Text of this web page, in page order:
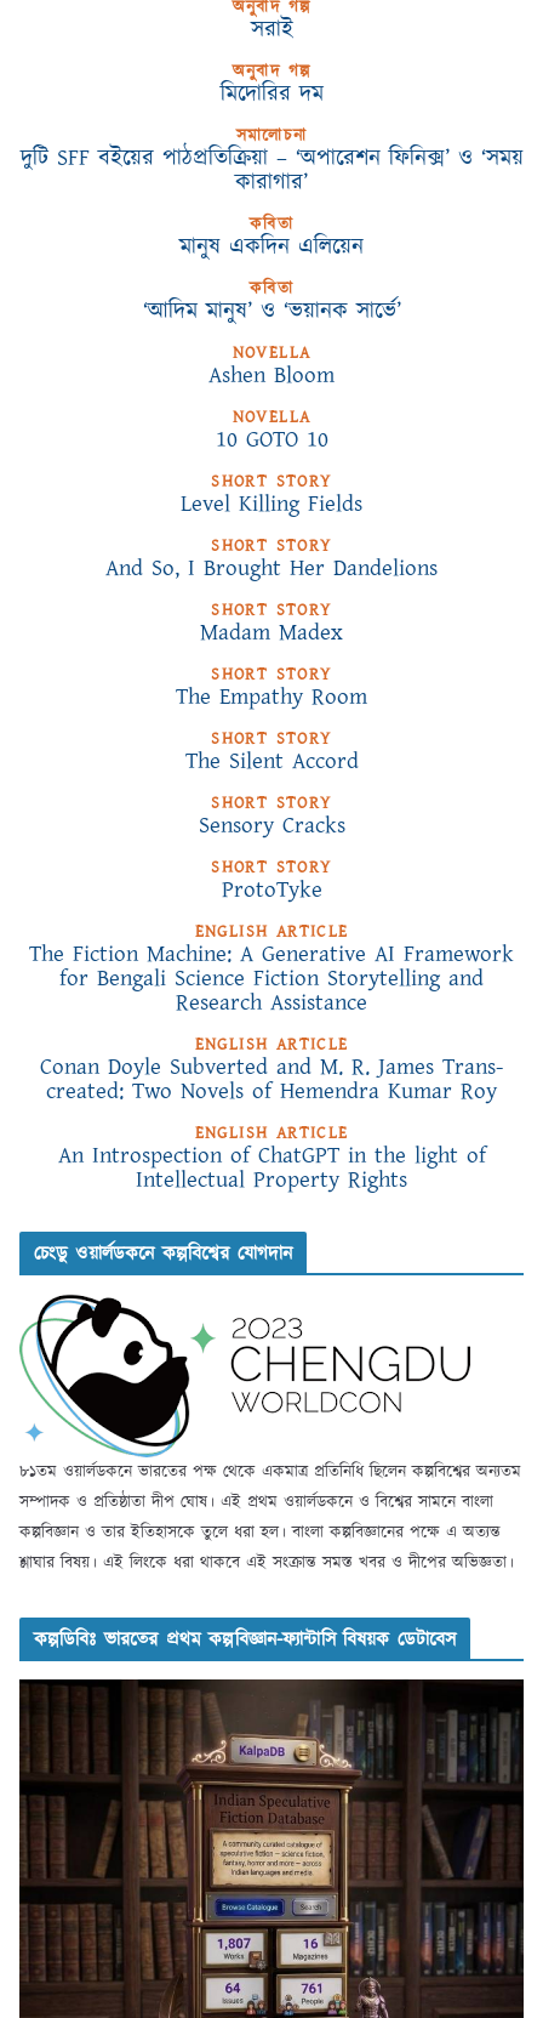
অনুবাদ গল্প
সরাই
অনুবাদ গল্প
মিদোরির দম
সমালোচনা
দুটি SFF বইয়ের পাঠপ্রতিক্রিয়া – ‘অপারেশন ফিনিক্স’ ও ‘সময়
কারাগার’
কবিতা
মানুষ একদিন এলিয়েন
কবিতা
‘আদিম মানুষ’ ও ‘ভয়ানক সার্ভে’
NOVELLA
Ashen Bloom
NOVELLA
10 GOTO 10
SHORT STORY
Level Killing Fields
SHORT STORY
And So, I Brought Her Dandelions
SHORT STORY
Madam Madex
SHORT STORY
The Empathy Room
SHORT STORY
The Silent Accord
SHORT STORY
Sensory Cracks
SHORT STORY
ProtoTyke
ENGLISH ARTICLE
The Fiction Machine: A Generative AI Framework
for Bengali Science Fiction Storytelling and
Research Assistance
ENGLISH ARTICLE
Conan Doyle Subverted and M. R. James Trans-
created: Two Novels of Hemendra Kumar Roy
ENGLISH ARTICLE
An Introspection of ChatGPT in the light of
Intellectual Property Rights
চেংডু ওয়ার্লডকনে কল্পবিশ্বের যোগদান
৮১তম ওয়ার্লডকনে ভারতের পক্ষ থেকে একমাত্র প্রতিনিধি ছিলেন কল্পবিশ্বের অন্যতম
সম্পাদক ও প্রতিষ্ঠাতা দীপ ঘোষ। এই প্রথম ওয়ার্লডকনে ও বিশ্বের সামনে বাংলা
কল্পবিজ্ঞান ও তার ইতিহাসকে তুলে ধরা হল। বাংলা কল্পবিজ্ঞানের পক্ষে এ অত্যন্ত
শ্লাঘার বিষয়। এই লিংকে ধরা থাকবে এই সংক্রান্ত সমস্ত খবর ও দীপের অভিজ্ঞতা।
কল্পডিবিঃ ভারতের প্রথম কল্পবিজ্ঞান-ফ্যান্টাসি বিষয়ক ডেটাবেস